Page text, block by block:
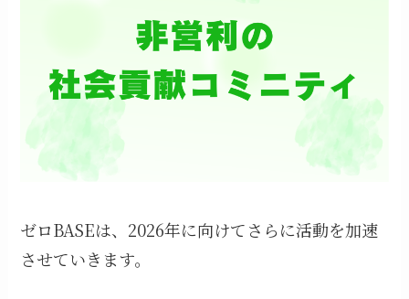
ゼロBASEは、2026年に向けてさらに活動を加速
させていきます。